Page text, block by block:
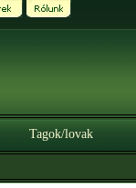
Tagok/lovak